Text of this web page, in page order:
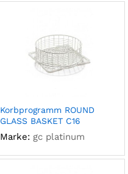
Korbprogramm ROUND
GLASS BASKET C16
Marke: gc platinum